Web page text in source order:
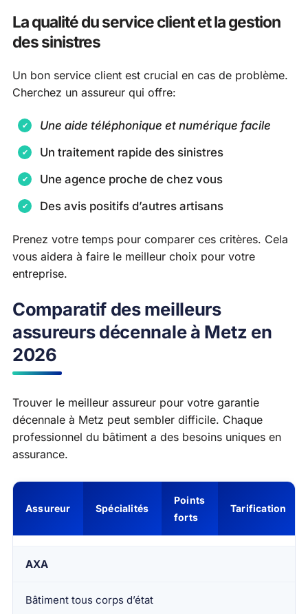
La qualité du service client et la gestion
des sinistres
Un bon service client est crucial en cas de problème.
Cherchez un assureur qui offre:
Une aide téléphonique et numérique facile
Un traitement rapide des sinistres
Une agence proche de chez vous
Des avis positifs d’autres artisans
Prenez votre temps pour comparer ces critères. Cela
vous aidera à faire le meilleur choix pour votre
entreprise.
Comparatif des meilleurs
assureurs décennale à Metz en
2026
Trouver le meilleur assureur pour votre garantie
décennale à Metz peut sembler difficile. Chaque
professionnel du bâtiment a des besoins uniques en
assurance.
Assureur Spécialités
Points
forts
Tarification
AXA
Bâtiment tous corps d’état